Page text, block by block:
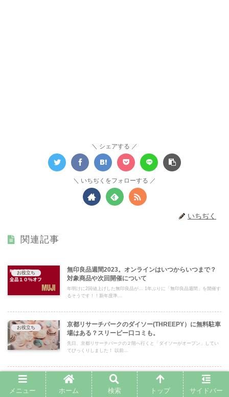
シェアする
いちぢくをフォローする
いちぢく
関連記事
お役立ち
無印良品週間2023。オンラインはいつからいつまで？
対象商品や次回開催について
年明けに2回値上げした無印良品が… 1年ぶりに「無印良品週間」を開催す
るそうです！！新年度準...
お役立ち
京都リサーチパークのダイソー(THREEPY）に無料駐車
場はある？スリーピー口コミも。
先日、京都リサーチパークの２階へ行くと「ダイソーがオープン」してい
てびっくりしました！ 以前...
お役立ち
2023年2月無印良品2回目の値上げはいつ？商品一覧ま
とめ
メニュー ホーム 検索 トップ サイドバー